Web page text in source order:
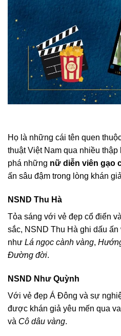
Họ là những cái tên quen
thuật Việt Nam qua nhiều
phá những nữ diễn viên gạo
ấn sâu đậm trong lòng khán
NSND Thu Hà
Tỏa sáng với vẻ đẹp cổ điển
sắc, NSND Thu Hà ghi dấu
như Lá ngọc cành vàng,
Đường đời.
NSND Như Quỳnh
Với vẻ đẹp Á Đông và sự
được khán giả yêu mến qua
và Cô dâu vàng.